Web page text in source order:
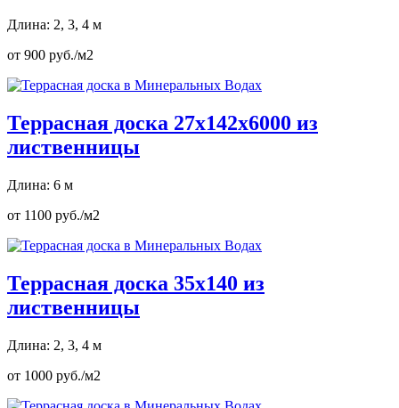
Длина: 2, 3, 4 м
от 900 руб./м2
Террасная доска 27х142х6000 из
лиственницы
Длина: 6 м
от 1100 руб./м2
Террасная доска 35х140 из
лиственницы
Длина: 2, 3, 4 м
от 1000 руб./м2